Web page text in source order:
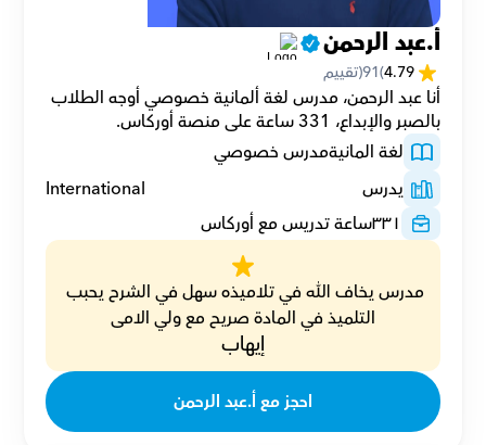
أ.عبد الرحمن
4.79
(
91(تقييم
بالصبر والإبداع، 331 ساعة على منصة أوركاس.
لغة المانيةمدرس خصوصي
يدرس
International
٣٣١ساعة تدريس مع أوركاس
التلميذ في المادة صريح مع ولي الامى
إيهاب
احجز مع أ.عبد الرحمن